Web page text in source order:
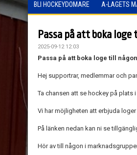
BLI HOCKEYDOMARE A-LAGETS
Passa på att boka
2025-09-12 12:03
Passa på att boka loge till
Hej supportrar, medlemmar och
Ta chansen att se hockey på
Vi har möjligheten att erbjuda
På länken nedan kan ni se
Hör av till någon i